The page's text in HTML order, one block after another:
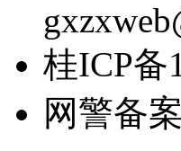
桂ICP备
网警备